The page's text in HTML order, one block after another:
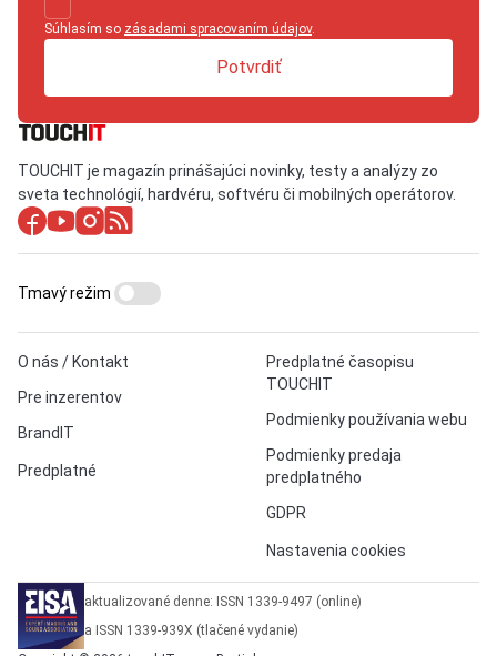
Súhlasím so zásadami spracovaním údajov.
Potvrdiť
TOUCHIT je magazín prinášajúci novinky, testy a analýzy zo
sveta technológií, hardvéru, softvéru či mobilných operátorov.
O nás / Kontakt
Pre inzerentov
BrandIT
Predplatné
Predplatné časopisu
TOUCHIT
Podmienky používania webu
Podmienky predaja
predplatného
GDPR
Nastavenia cookies
Tmavý režim
aktualizované denne: ISSN 1339-9497 (online)
a ISSN 1339-939X (tlačené vydanie)